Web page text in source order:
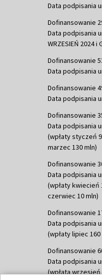
Data podpisania
Dofinansowanie
Data podpisania
WRZESIEŃ 2024 i
Dofinansowanie
Data podpisania
Dofinansowanie
Data podpisania
Dofinansowanie
Data podpisania
(wpłaty styczeń
marzec 130 mln)
Dofinansowanie
Data podpisania
(wpłaty kwiecień
czerwiec 10 mln)
Dofinansowanie
Data podpisania
(wpłaty lipiec
Dofinansowanie
Data podpisania
(wpłata wrzesień